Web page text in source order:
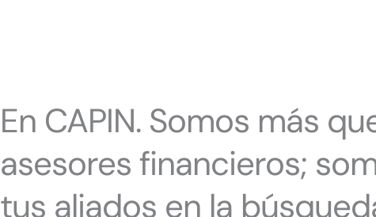
En CAPIN. Somos más
asesores financieros;
tus aliados en la